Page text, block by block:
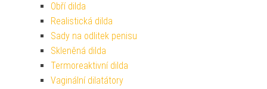
Obří dilda
Realistická dilda
Sady na odlitek penisu
Skleněná dilda
Termoreaktivní dilda
Vaginální dilatátory